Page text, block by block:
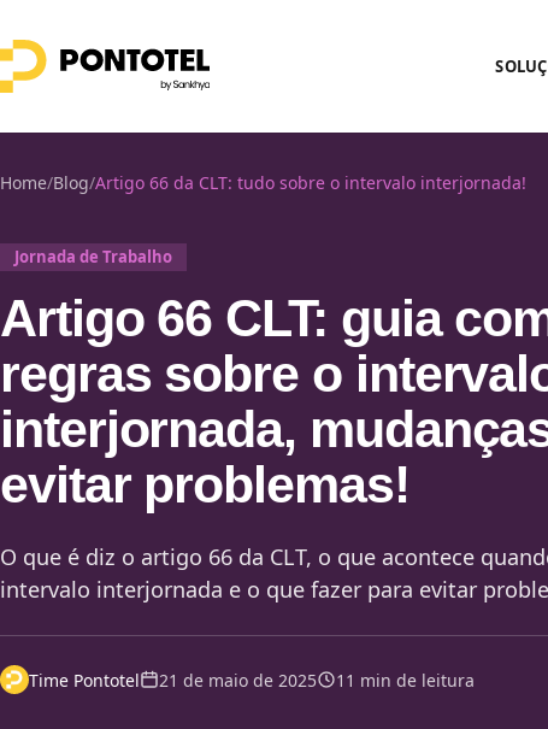
Home/Blog/Artigo 66 da CLT: tudo sobre o intervalo interjornada!
Jornada de Trabalho
Artigo 66 CLT: guia
regras sobre o
interjornada,
evitar problemas!
O que é diz o artigo 66 da CLT, o que acontece
intervalo interjornada e o que fazer para evitar
Time Pontotel 21 de maio de 2025 11 min de leitura